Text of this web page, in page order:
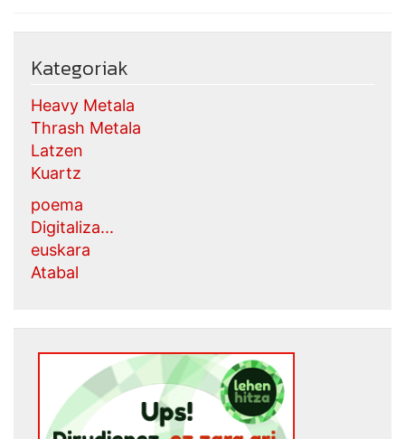
Kategoriak
Heavy Metala
Thrash Metala
Latzen
Kuartz
poema
Digitaliza...
euskara
Atabal